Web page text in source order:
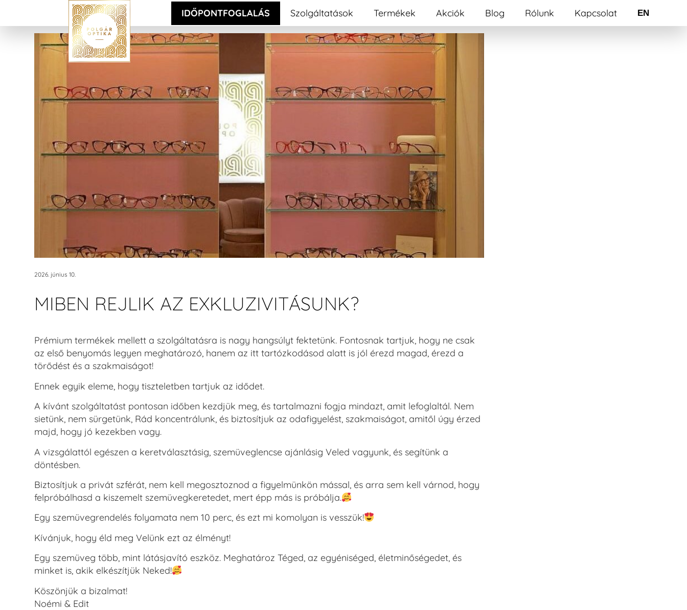
IDŐPONTFOGLALÁS Szolgáltatások Termékek Akciók Blog Rólunk Kapcsolat EN
2026. június 10.
MIBEN REJLIK AZ EXKLUZIVITÁSUNK?
Prémium termékek mellett a szolgáltatásra is nagy hangsúlyt fektetünk. Fontosnak tartjuk, hogy ne csak
az első benyomás legyen meghatározó, hanem az itt tartózkodásod alatt is jól érezd magad, érezd a
törődést és a szakmaiságot!
Ennek egyik eleme, hogy tiszteletben tartjuk az idődet.
A kívánt szolgáltatást pontosan időben kezdjük meg, és tartalmazni fogja mindazt, amit lefoglaltál. Nem
sietünk, nem sürgetünk, Rád koncentrálunk, és biztosítjuk az odafigyelést, szakmaiságot, amitől úgy érzed
majd, hogy jó kezekben vagy.
A vizsgálattól egészen a keretválasztásig, szemüveglencse ajánlásig Veled vagyunk, és segítünk a
döntésben.
Biztosítjuk a privát szférát, nem kell megosztoznod a figyelmünkön mással, és arra sem kell várnod, hogy
felpróbálhasd a kiszemelt szemüvegkeretedet, mert épp más is próbálja.
Egy szemüvegrendelés folyamata nem 10 perc, és ezt mi komolyan is vesszük!
Kívánjuk, hogy éld meg Velünk ezt az élményt!
Egy szemüveg több, mint látásjavító eszköz. Meghatároz Téged, az egyéniséged, életminőségedet, és
minket is, akik elkészítjük Neked!
Köszönjük a bizalmat!
Noémi & Edit